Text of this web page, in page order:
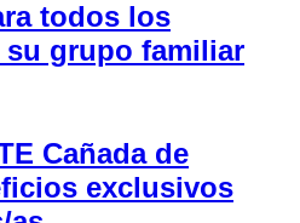
todos los
grupo familiar
Cañada de
exclusivos